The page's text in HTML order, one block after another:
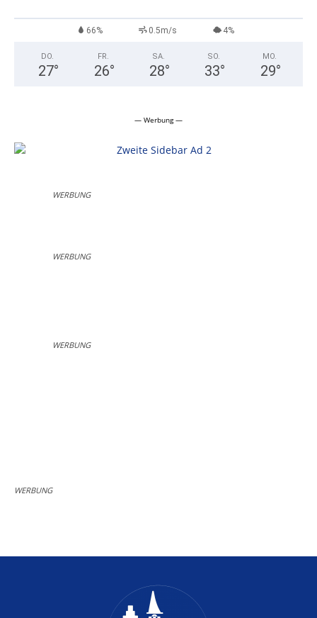
66% 0.5m/s 4%
DO.
27°
FR.
26°
SA.
28°
SO.
33°
MO.
29°
— Werbung —
WERBUNG
WERBUNG
WERBUNG
WERBUNG